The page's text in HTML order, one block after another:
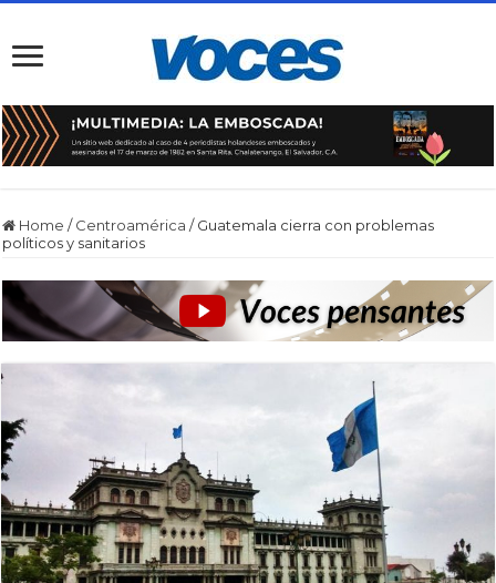
Home / Centroamérica / Guatemala cierra con problemas
políticos y sanitarios